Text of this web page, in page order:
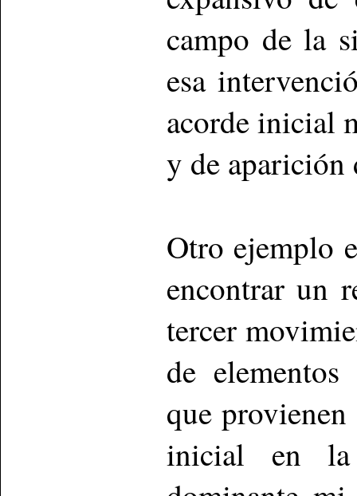
campo de la
esa
acorde inicial
y de aparición
Otro ejemplo
encontrar un
tercer
de
que
inicial en la